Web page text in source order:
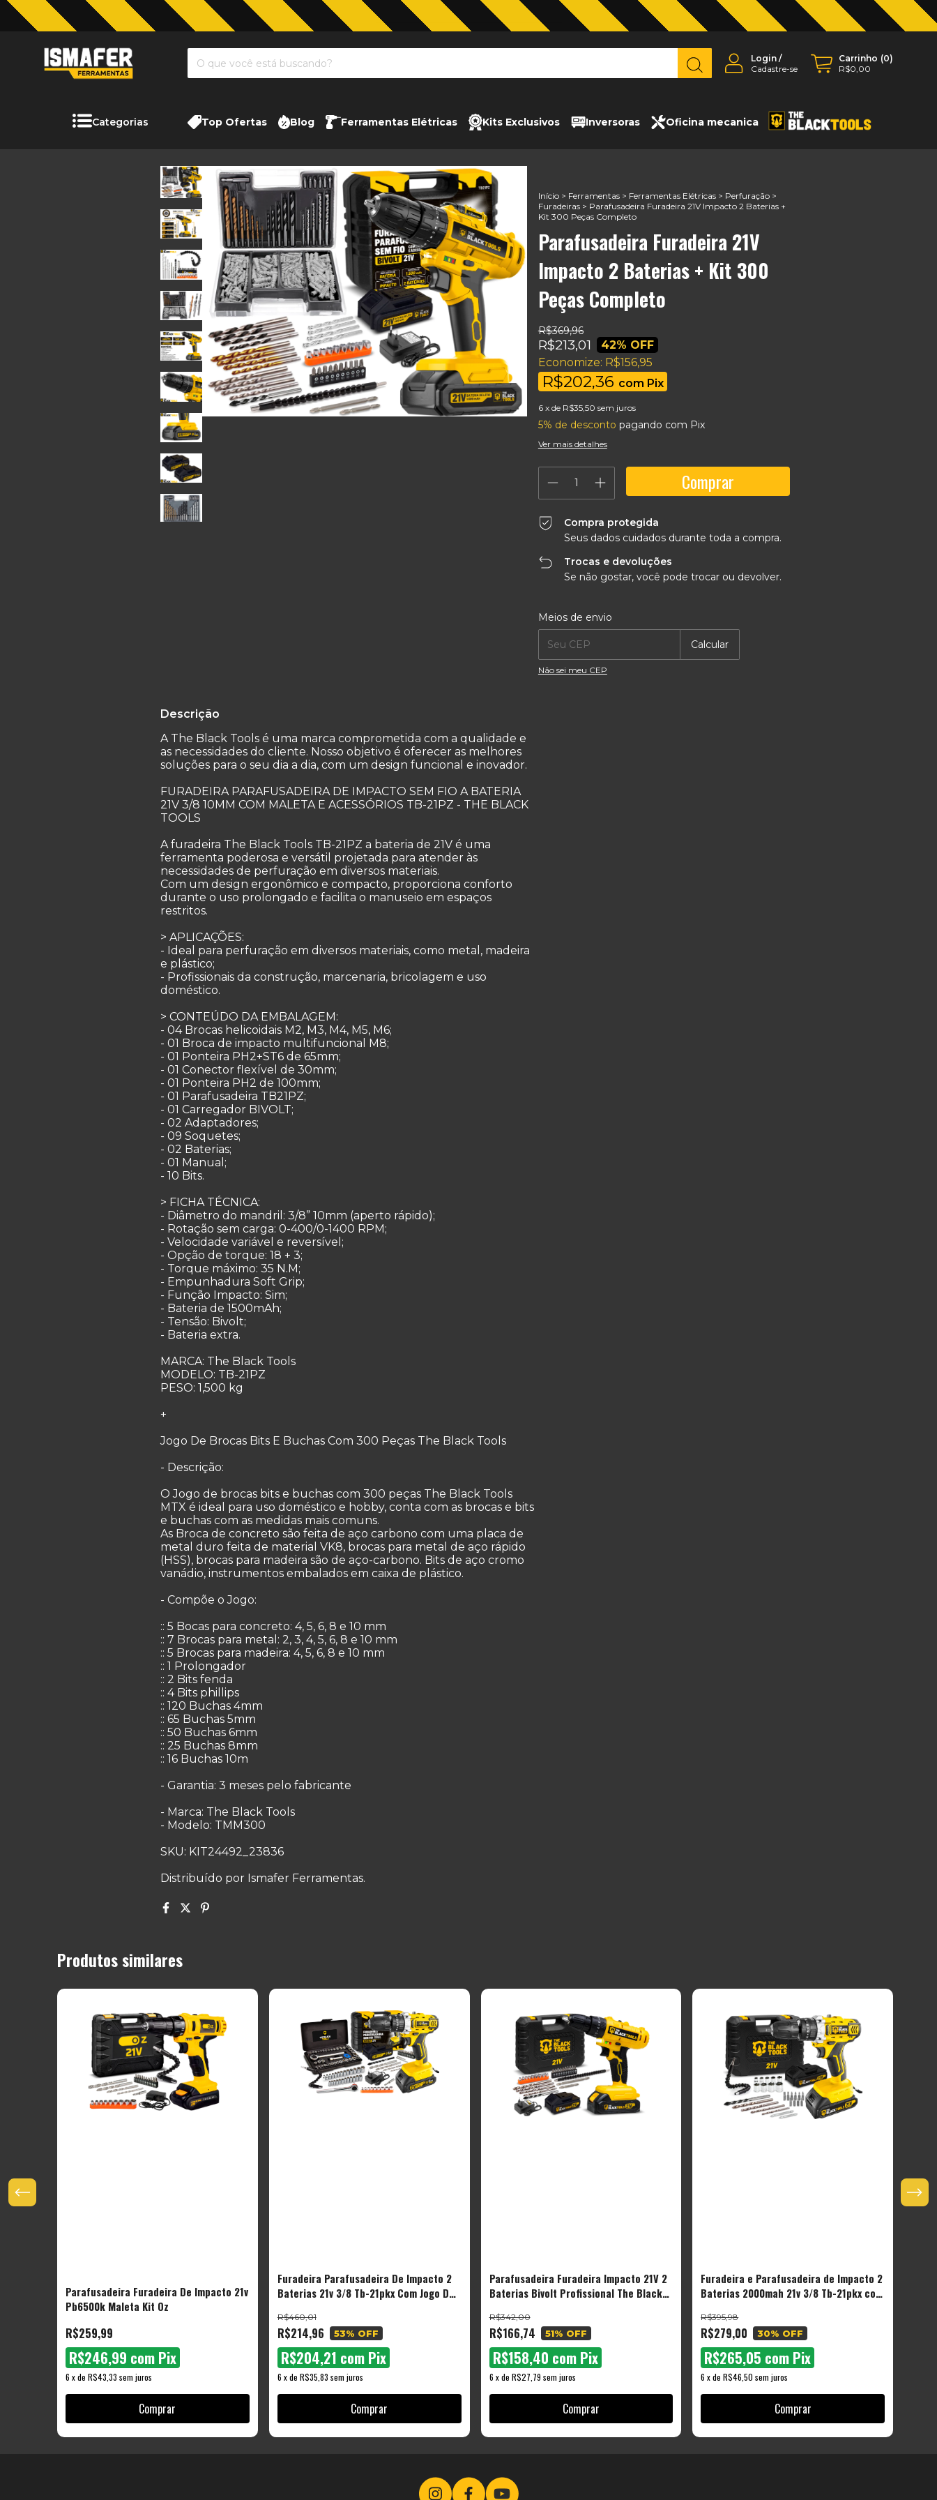
Jardinagem com The Black Tools
Login/
Cadastre-se
Carrinho (0)
R$0,00
Categorias Top Ofertas Blog Ferramentas Elétricas Kits Exclusivos Inversoras Oficina mecanica
Início > Ferramentas > Ferramentas Elétricas > Perfuração >
Furadeiras > Parafusadeira Furadeira 21V Impacto 2 Baterias +
Kit 300 Peças Completo
Parafusadeira Furadeira 21V
Impacto 2 Baterias + Kit 300
Peças Completo
R$369,96
R$213,01 42% OFF
Economize: R$156,95
R$202,36 com Pix
6 x de R$35,50 sem juros
5% de desconto pagando com Pix
Ver mais detalhes
Compra protegida
Seus dados cuidados durante toda a compra.
Trocas e devoluções
Se não gostar, você pode trocar ou devolver.
Entregas para o CEP:
Meios de envio
Calcular
Não sei meu CEP
Descrição
A The Black Tools é uma marca comprometida com a qualidade e
as necessidades do cliente. Nosso objetivo é oferecer as melhores
soluções para o seu dia a dia, com um design funcional e inovador.
FURADEIRA PARAFUSADEIRA DE IMPACTO SEM FIO A BATERIA
21V 3/8 10MM COM MALETA E ACESSÓRIOS TB-21PZ - THE BLACK
TOOLS
A furadeira The Black Tools TB-21PZ a bateria de 21V é uma
ferramenta poderosa e versátil projetada para atender às
necessidades de perfuração em diversos materiais.
Com um design ergonômico e compacto, proporciona conforto
durante o uso prolongado e facilita o manuseio em espaços
restritos.
> APLICAÇÕES:
- Ideal para perfuração em diversos materiais, como metal, madeira
e plástico;
- Profissionais da construção, marcenaria, bricolagem e uso
doméstico.
> CONTEÚDO DA EMBALAGEM:
- 04 Brocas helicoidais M2, M3, M4, M5, M6;
- 01 Broca de impacto multifuncional M8;
- 01 Ponteira PH2+ST6 de 65mm;
- 01 Conector flexível de 30mm;
- 01 Ponteira PH2 de 100mm;
- 01 Parafusadeira TB21PZ;
- 01 Carregador BIVOLT;
- 02 Adaptadores;
- 09 Soquetes;
- 02 Baterias;
- 01 Manual;
- 10 Bits.
> FICHA TÉCNICA:
- Diâmetro do mandril: 3/8” 10mm (aperto rápido);
- Rotação sem carga: 0-400/0-1400 RPM;
- Velocidade variável e reversível;
- Opção de torque: 18 + 3;
- Torque máximo: 35 N.M;
- Empunhadura Soft Grip;
- Função Impacto: Sim;
- Bateria de 1500mAh;
- Tensão: Bivolt;
- Bateria extra.
MARCA: The Black Tools
MODELO: TB-21PZ
PESO: 1,500 kg
+
Jogo De Brocas Bits E Buchas Com 300 Peças The Black Tools
- Descrição:
O Jogo de brocas bits e buchas com 300 peças The Black Tools
MTX é ideal para uso doméstico e hobby, conta com as brocas e bits
e buchas com as medidas mais comuns.
As Broca de concreto são feita de aço carbono com uma placa de
metal duro feita de material VK8, brocas para metal de aço rápido
(HSS), brocas para madeira são de aço-carbono. Bits de aço cromo
vanádio, instrumentos embalados em caixa de plástico.
- Compõe o Jogo:
:: 5 Bocas para concreto: 4, 5, 6, 8 e 10 mm
:: 7 Brocas para metal: 2, 3, 4, 5, 6, 8 e 10 mm
:: 5 Brocas para madeira: 4, 5, 6, 8 e 10 mm
:: 1 Prolongador
:: 2 Bits fenda
:: 4 Bits phillips
:: 120 Buchas 4mm
:: 65 Buchas 5mm
:: 50 Buchas 6mm
:: 25 Buchas 8mm
:: 16 Buchas 10m
- Garantia: 3 meses pelo fabricante
- Marca: The Black Tools
- Modelo: TMM300
SKU: KIT24492_23836
Distribuído por Ismafer Ferramentas.
Produtos similares
Parafusadeira Furadeira De Impacto 21v
Pb6500k Maleta Kit Oz
R$259,99
6 xdeR$43,33 sem juros
R$246,99 com Pix
Furadeira Parafusadeira De Impacto 2
Baterias 21v 3/8 Tb-21pkx Com Jogo De
R$214,96
R$460,01
53% OFF
6 xde R$35,83 sem juros
R$204,21 com Pix
Parafusadeira Furadeira Impacto 21V 2
Baterias Bivolt Profissional The Black
R$166,74
R$342,00
51% OFF
6 xde R$27,79 sem juros
R$158,40 com Pix
Furadeira e Parafusadeira de Impacto 2
Baterias 2000mah 21v 3/8 Tb-21pkx com
R$279,00
R$395,98
30% OFF
6 xdeR$46,50 sem juros
R$265,05 com Pix